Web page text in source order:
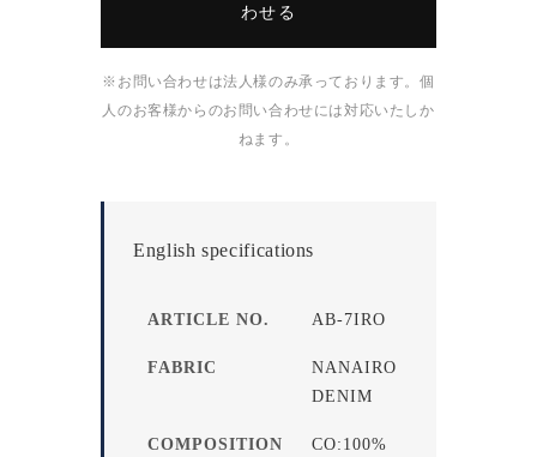
わせる
※お問い合わせは法人様のみ承っております。個
人のお客様からのお問い合わせには対応いたしか
ねます。
English specifications
ARTICLE NO. AB-7IRO
FABRIC
NANAIRO
DENIM
COMPOSITION CO:100%